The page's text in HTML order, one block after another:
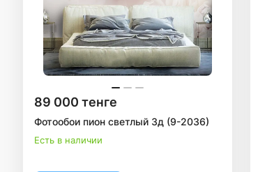
89 000 тенге
Фотообои пион светлый 3д (9-2036)
Есть в наличии